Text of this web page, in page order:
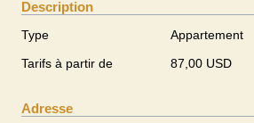
Description
Type
Appartement
Tarifs à partir de
87,00 USD
Adresse